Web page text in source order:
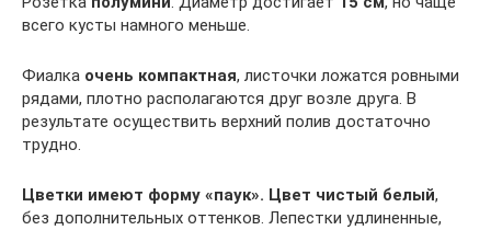
всего кусты намного меньше.
Фиалка очень компактная, листочки ложатся ровными
рядами, плотно располагаются друг возле друга. В
результате осуществить верхний полив достаточно
трудно.
Цветки имеют форму «паук». Цвет чистый белый,
без дополнительных оттенков. Лепестки удлиненные,